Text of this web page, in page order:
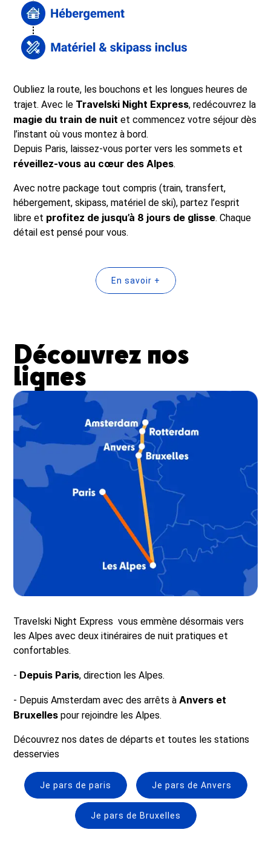
Oubliez la route, les bouchons et les longues heures de
trajet. Avec le Travelski Night Express, redécouvrez la
magie du train de nuit et commencez votre séjour dès
l’instant où vous montez à bord.
Depuis Paris, laissez-vous porter vers les sommets et
réveillez-vous au cœur des Alpes.
Avec notre package tout compris (train, transfert,
hébergement, skipass, matériel de ski), partez l’esprit
libre et profitez de jusqu’à 8 jours de glisse. Chaque
détail est pensé pour vous.
En savoir +
Découvrez nos
lignes
Travelski Night Express vous emmène désormais vers
les Alpes avec deux itinéraires de nuit pratiques et
confortables.
- Depuis Paris, direction les Alpes.
- Depuis Amsterdam avec des arrêts à Anvers et
Bruxelles pour rejoindre les Alpes.
Découvrez nos dates de départs et toutes les stations
desservies
Je pars de paris Je pars de Anvers
Je pars de Bruxelles